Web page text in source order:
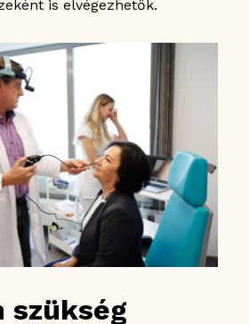
is elvégezhetők.
szükség